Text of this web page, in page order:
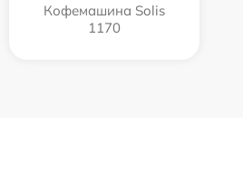
Кофемашина Solis
1170